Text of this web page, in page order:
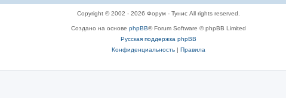
Copyright © 2002 - 2026 Форум - Тунис All rights reserved.
Создано на основе phpBB® Forum Software © phpBB Limited
Русская поддержка phpBB
Конфиденциальность| Правила